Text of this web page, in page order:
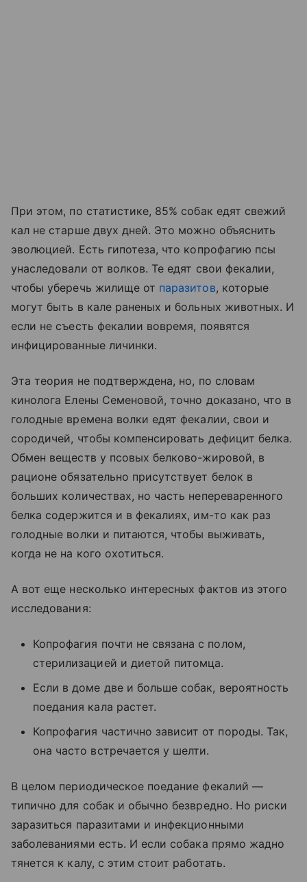
При этом, по статистике, 85% собак едят свежий
кал не старше двух дней. Это можно объяснить
эволюцией. Есть гипотеза, что копрофагию псы
унаследовали от волков. Те едят свои фекалии,
чтобы уберечь жилище от паразитов, которые
могут быть в кале раненых и больных животных. И
если не съесть фекалии вовремя, появятся
инфицированные личинки.
Эта теория не подтверждена, но, по словам
кинолога Елены Семеновой, точно доказано, что в
голодные времена волки едят фекалии, свои и
сородичей, чтобы компенсировать дефицит белка.
Обмен веществ у псовых белково-жировой, в
рационе обязательно присутствует белок в
больших количествах, но часть непереваренного
белка содержится и в фекалиях, им-то как раз
голодные волки и питаются, чтобы выживать,
когда не на кого охотиться.
А вот еще несколько интересных фактов из этого
исследования:
Копрофагия почти не связана с полом,
стерилизацией и диетой питомца.
Если в доме две и больше собак, вероятность
поедания кала растет.
Копрофагия частично зависит от породы. Так,
она часто встречается у шелти.
В целом периодическое поедание фекалий —
типично для собак и обычно безвредно. Но риски
заразиться паразитами и инфекционными
заболеваниями есть. И если собака прямо жадно
тянется к калу, с этим стоит работать.